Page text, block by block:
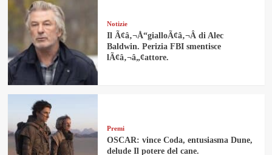
Notizie
Il Ã¢â‚¬Å“gialloÃ¢â‚¬Â di Alec
Baldwin. Perizia FBI smentisce
lÃ¢â‚¬â„¢attore.
Premi
OSCAR: vince Coda, entusiasma Dune,
delude Il potere del cane.